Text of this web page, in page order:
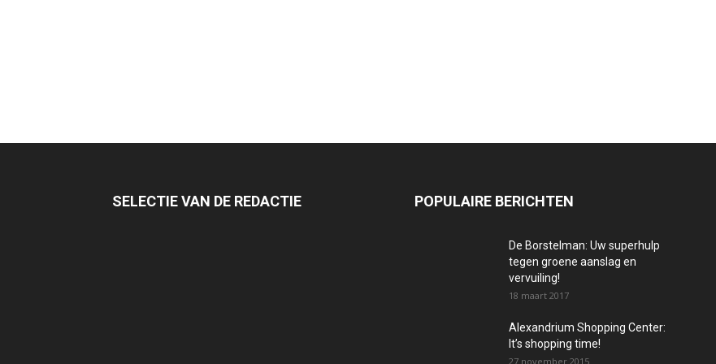
SELECTIE VAN DE REDACTIE POPULAIRE BERICHTEN
De Borstelman: Uw superhulp
tegen groene aanslag en
vervuiling!
18 maart 2017
Alexandrium Shopping Center:
It’s shopping time!
27 november 2015